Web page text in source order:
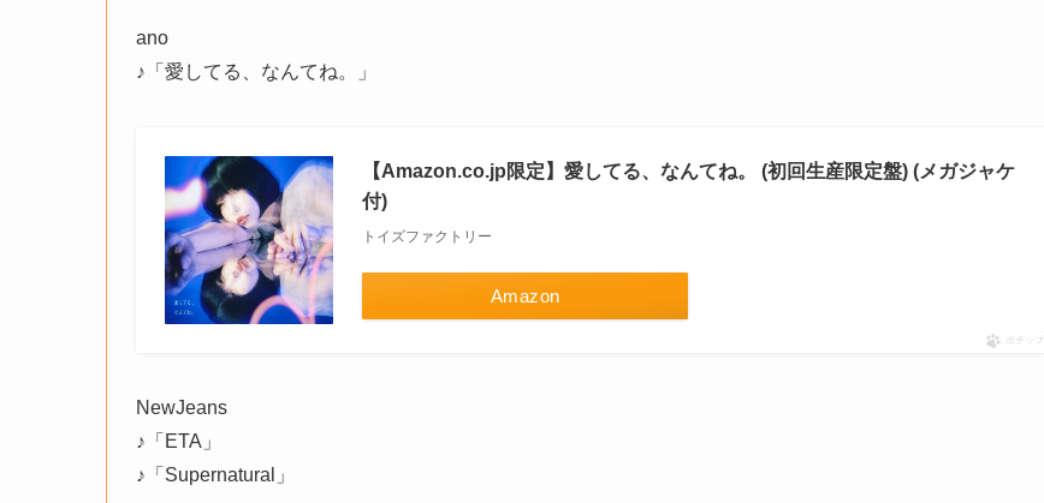
ano
♪「愛してる、なんてね。」
【Amazon.co.jp限定】愛してる、なんてね。 (初回生産限定盤) (メガジャケ
付)
トイズファクトリー
Amazon
ポチップ
NewJeans
♪「ETA」
♪「Supernatural」